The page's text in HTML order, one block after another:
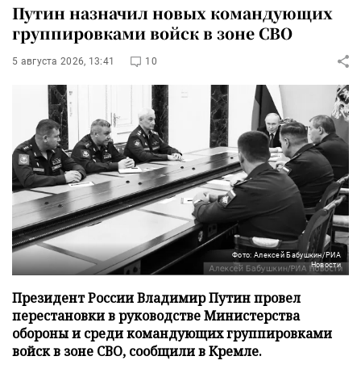
Путин назначил новых командующих
группировками войск в зоне СВО
5 августа 2026, 13:41 10
Фото: Алексей Бабушкин/РИА
Новости
Президент России Владимир Путин провел
перестановки в руководстве Министерства
обороны и среди командующих группировками
войск в зоне СВО, сообщили в Кремле.